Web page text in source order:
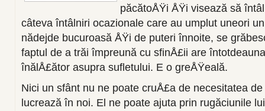
păcătoÅŸi ÅŸi visează să
câteva întâlniri ocazionale care au umplut uneori
nădejde bucuroasă ÅŸi de puteri înnoite, se
faptul de a trăi împreună cu sfinÅ£ii are
înălÅ£ător asupra sufletului. E o greÅŸeală.
Nici un sfânt nu ne poate cruÅ£a de necesitatea
lucrează în noi. El ne poate ajuta prin rugăciunile